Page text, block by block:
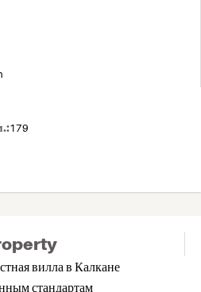
179
вилла в Калкане
стандартам